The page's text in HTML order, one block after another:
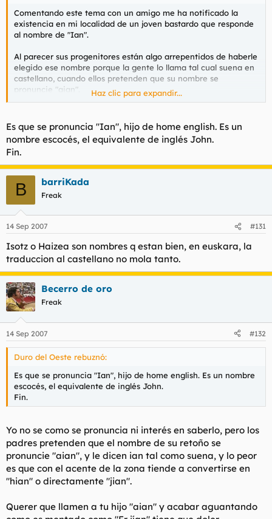
Comentando este tema con un amigo me ha notificado la
existencia en mi localidad de un joven bastardo que responde
al nombre de "Ian".
Al parecer sus progenitores están algo arrepentidos de haberle
elegido ese nombre porque la gente lo llama tal cual suena en
castellano, cuando ellos pretenden que su nombre se
pronuncie "aian".
Haz clic para expandir...
Es que se pronuncia "Ian", hijo de home english. Es un
nombre escocés, el equivalente de inglés John.
Fin.
B barriKada
Freak
14 Sep 2007 #131
Isotz o Haizea son nombres q estan bien, en euskara, la
traduccion al castellano no mola tanto.
Becerro de oro
Freak
14 Sep 2007 #132
Duro del Oeste rebuznó:
Es que se pronuncia "Ian", hijo de home english. Es un nombre
escocés, el equivalente de inglés John.
Fin.
Yo no se como se pronuncia ni interés en saberlo, pero los
padres pretenden que el nombre de su retoño se
pronuncie "aian", y le dicen ian tal como suena, y lo peor
es que con el acente de la zona tiende a convertirse en
"hian" o directamente "jian".
Querer que llamen a tu hijo "aian" y acabar aguantando